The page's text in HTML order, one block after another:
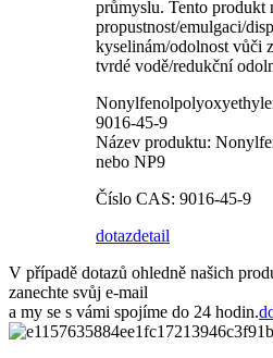
průmyslu. Tento produkt
propustnost/emulgaci/
kyselinám/odolnost vůči
tvrdé vodě/redukční
9016-45-9
Název produktu:
nebo NP9
Číslo CAS: 9016-45-9
dotazdetail
V případě dotazů ohledně našich
zanechte svůj e-mail
a my se s vámi spojíme do 24 hodin.